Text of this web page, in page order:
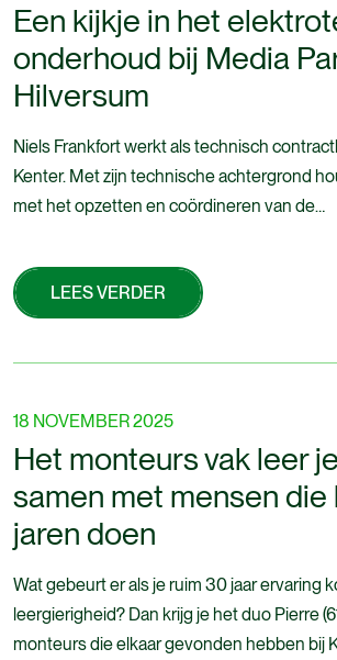
Een kijkje in het
onderhoud bij Media
Hilversum
Niels Frankfort werkt als technisch
Kenter. Met zijn technische achtergrond
met het opzetten en coördineren van de
LEES VERDER
18 NOVEMBER 2025
Het monteurs vak leer
samen met mensen die
jaren doen
Wat gebeurt er als je ruim 30 jaar ervaring
leergierigheid? Dan krijg je het duo Pierre
monteurs die elkaar gevonden hebben bij